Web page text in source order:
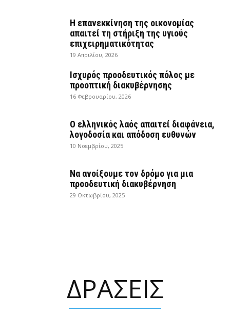
Η επανεκκίνηση της οικονομίας
απαιτεί τη στήριξη της υγιούς
επιχειρηματικότητας
19 Απριλίου, 2026
Ισχυρός προοδευτικός πόλος με
προοπτική διακυβέρνησης
16 Φεβρουαρίου, 2026
Ο ελληνικός λαός απαιτεί διαφάνεια,
λογοδοσία και απόδοση ευθυνών
10 Νοεμβρίου, 2025
Να ανοίξουμε τον δρόμο για μια
προοδευτική διακυβέρνηση
29 Οκτωβρίου, 2025
ΔΡΑΣΕΙΣ